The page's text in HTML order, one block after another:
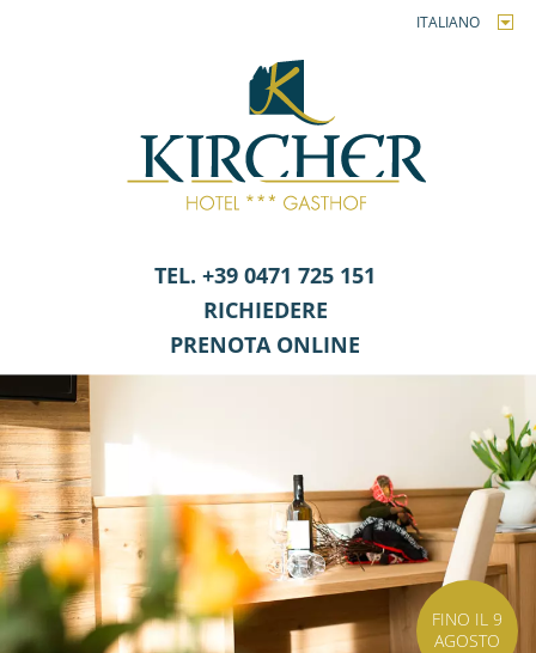
ITALIANO
TEL. +39 0471 725 151
RICHIEDERE
PRENOTA ONLINE
FINO IL 9
AGOSTO